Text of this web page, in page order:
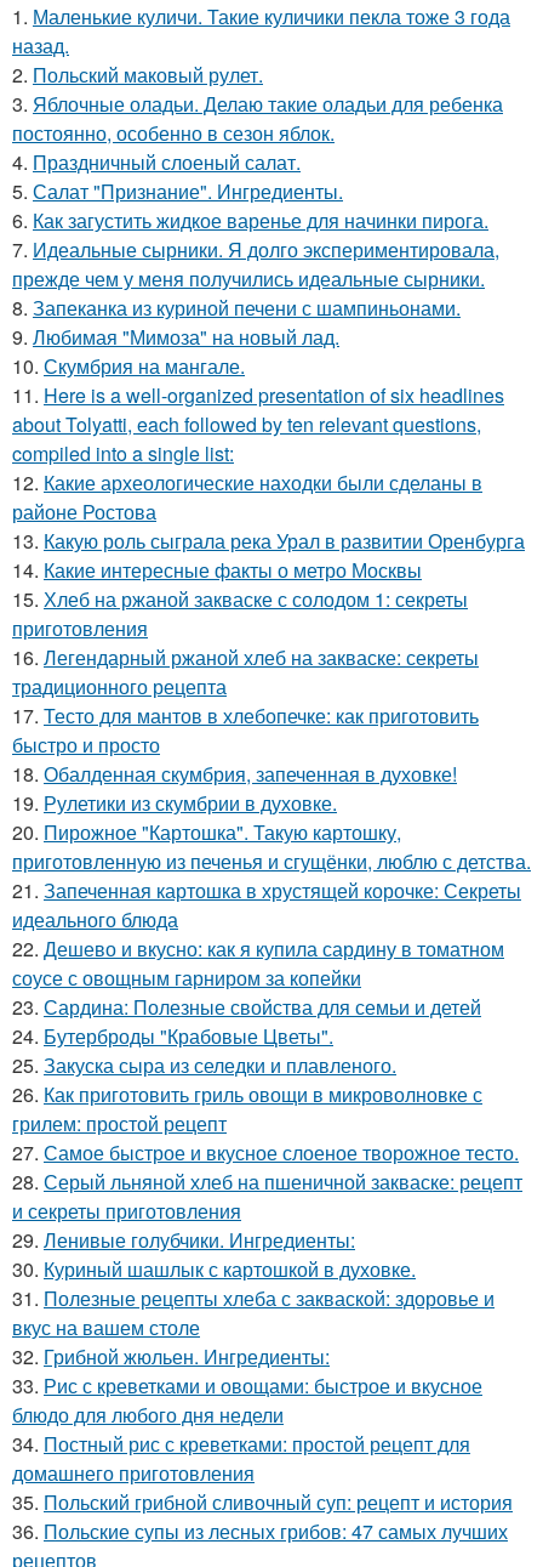
1. Маленькие куличи. Такие куличики пекла тоже 3 года
назад.
2. Польский маковый рулет.
3. Яблочные оладьи. Делаю такие оладьи для ребенка
постоянно, особенно в сезон яблок.
4. Праздничный слоеный салат.
5. Салат "Признание". Ингредиенты.
6. Как загустить жидкое варенье для начинки пирога.
7. Идеальные сырники. Я долго экспериментировала,
прежде чем у меня получились идеальные сырники.
8. Запеканка из куриной печени с шампиньонами.
9. Любимая "Мимоза" на новый лад.
10. Скумбрия на мангале.
11. Here is a well-organized presentation of six headlines
about Tolyatti, each followed by ten relevant questions,
compiled into a single list:
12. Какие археологические находки были сделаны в
районе Ростова
13. Какую роль сыграла река Урал в развитии Оренбурга
14. Какие интересные факты о метро Москвы
15. Хлеб на ржаной закваске с солодом 1: секреты
приготовления
16. Легендарный ржаной хлеб на закваске: секреты
традиционного рецепта
17. Тесто для мантов в хлебопечке: как приготовить
быстро и просто
18. Обалденная скумбрия, запеченная в духовке!
19. Рулетики из скумбрии в духовке.
20. Пирожное "Картошка". Такую картошку,
приготовленную из печенья и сгущёнки, люблю с детства.
21. Запеченная картошка в хрустящей корочке: Секреты
идеального блюда
22. Дешево и вкусно: как я купила сардину в томатном
соусе с овощным гарниром за копейки
23. Сардина: Полезные свойства для семьи и детей
24. Бутерброды "Крабовые Цветы".
25. Закуска сыра из селедки и плавленого.
26. Как приготовить гриль овощи в микроволновке с
грилем: простой рецепт
27. Самое быстрое и вкусное слоеное творожное тесто.
28. Серый льняной хлеб на пшеничной закваске: рецепт
и секреты приготовления
29. Ленивые голубчики. Ингредиенты:
30. Куриный шашлык с картошкой в духовке.
31. Полезные рецепты хлеба с закваской: здоровье и
вкус на вашем столе
32. Грибной жюльен. Ингредиенты:
33. Рис с креветками и овощами: быстрое и вкусное
блюдо для любого дня недели
34. Постный рис с креветками: простой рецепт для
домашнего приготовления
35. Польский грибной сливочный суп: рецепт и история
36. Польские супы из лесных грибов: 47 самых лучших
рецептов